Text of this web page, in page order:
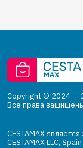
Copyright © 2024 —
Все права
CESTAMAX
CESTAMAX LLC, Spain